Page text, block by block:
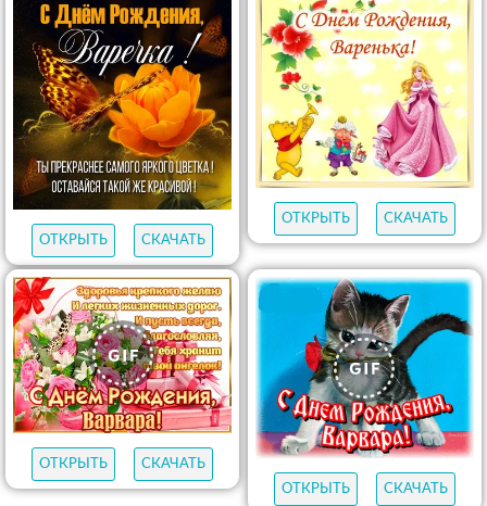
ОТКРЫТЬ СКАЧАТЬ
ОТКРЫТЬ СКАЧАТЬ
ОТКРЫТЬ
СКАЧАТЬ
ОТКРЫТЬ
СКАЧАТЬ